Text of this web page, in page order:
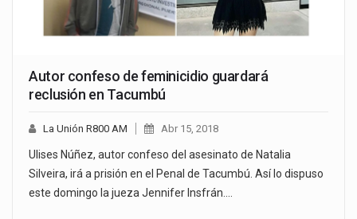
Autor confeso de feminicidio guardará
reclusión en Tacumbú
La Unión R800 AM Abr 15, 2018
Ulises Núñez, autor confeso del asesinato de Natalia
Silveira, irá a prisión en el Penal de Tacumbú. Así lo dispuso
este domingo la jueza Jennifer Insfrán.…